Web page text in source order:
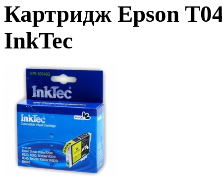
Картридж Epson
InkTec